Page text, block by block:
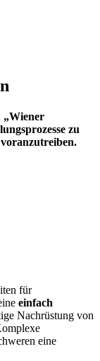
„Wiener
zu
für
einfach
Nachrüstung von
eine